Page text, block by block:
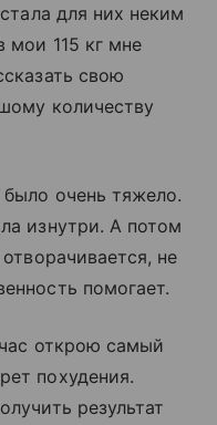
для них неким
мои 115 кг мне
свою
количеству
было очень тяжело.
изнутри. А потом
не
помогает.
открою самый
похудения.
результат